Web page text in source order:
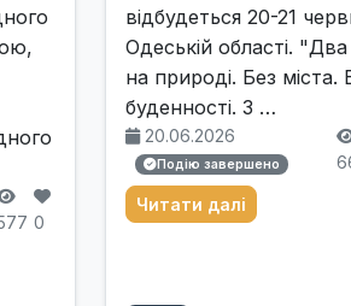
0
відбудеться 20-21
Одеській області. "Два
на природі. Без міста.
буденності. З …
20.06.2026
Подію завершено
Читати далі